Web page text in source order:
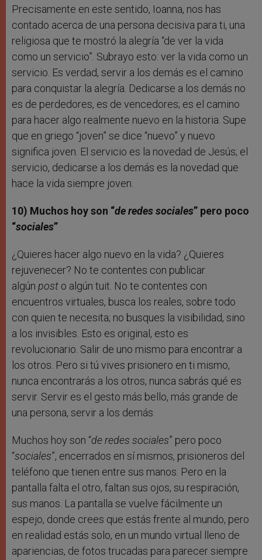
Precisamente en este sentido, Ioanna, nos has
contado acerca de una persona decisiva para ti, una
religiosa que te mostró la alegría “de ver la vida
como un servicio”. Subrayo esto: ver la vida como un
servicio. Es verdad, servir a los demás es el camino
para conquistar la alegría. Dedicarse a los demás no
es de perdedores, es de vencedores; es el camino
para hacer algo realmente nuevo en la historia. Supe
que en griego “joven” se dice “nuevo” y nuevo
significa joven. El servicio es la novedad de Jesús; el
servicio, dedicarse a los demás es la novedad que
hace la vida siempre joven.
10) Muchos hoy son “de redes sociales” pero poco
“sociales”
¿Quieres hacer algo nuevo en la vida? ¿Quieres
rejuvenecer? No te contentes con publicar
algún post o algún tuit. No te contentes con
encuentros virtuales, busca los reales, sobre todo
con quien te necesita; no busques la visibilidad, sino
a los invisibles. Esto es original, esto es
revolucionario. Salir de uno mismo para encontrar a
los otros. Pero si tú vives prisionero en ti mismo,
nunca encontrarás a los otros, nunca sabrás qué es
servir. Servir es el gesto más bello, más grande de
una persona, servir a los demás.
Muchos hoy son “de redes sociales” pero poco
“sociales”, encerrados en sí mismos, prisioneros del
teléfono que tienen entre sus manos. Pero en la
pantalla falta el otro, faltan sus ojos, su respiración,
sus manos. La pantalla se vuelve fácilmente un
espejo, donde crees que estás frente al mundo, pero
en realidad estás solo, en un mundo virtual lleno de
apariencias, de fotos trucadas para parecer siempre